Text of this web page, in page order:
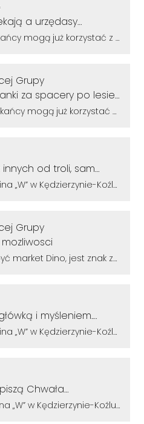
a urzędasy
dla rozwoju
komentarza:
korzystać z powiększonego parku w Śródmieściu. Są nowe alejki i ławki
Grupy
za spacery po lesie
komentarza:
już korzystać z powiększonego parku w Śródmieściu. Są nowe alejki i ławki
od troli, sam
rozumu.
komentarza:
Koźlu. Mieszkańcy uczcili pamięć powstańców warszawskich
Grupy
komentarza:
jest znak zapytania. Przetarg na działkę przy szkole zakończył się bez ofert
i myśleniem.
komentarza:
Koźlu. Mieszkańcy uczcili pamięć powstańców warszawskich
Chwała
którzy zginęli w
komentarza:
Koźlu. Mieszkańcy uczcili pamięć powstańców warszawskich